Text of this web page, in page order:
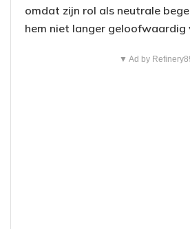
omdat zijn rol als neutrale
hem niet langer geloofwaardig
▼ Ad by